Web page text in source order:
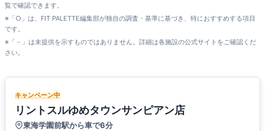
覧で確認できます。
※「○」は、FIT PALETTE編集部が独自の調査・基準に基づき、特におすすめする項目
です。
※「－」は未提供を示すものではありません。詳細は各施設の公式サイトをご確認くだ
さい。
キャンペーン中
リントスルゆめタウンサンピアン店
東海学園前駅から車で6分